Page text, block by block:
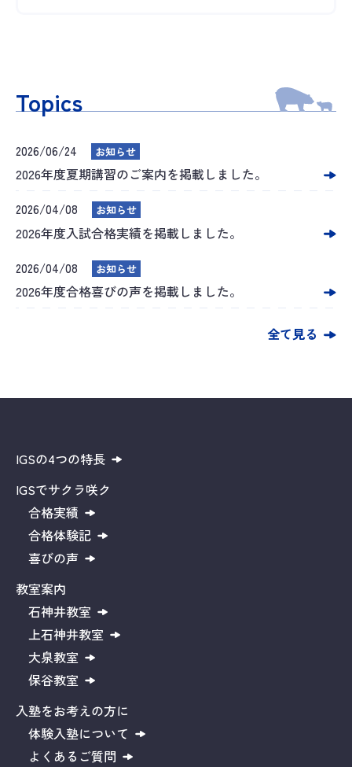
Topics
2026/06/24 お知らせ
2026年度夏期講習のご案内を掲載しました。
2026/04/08 お知らせ
2026年度入試合格実績を掲載しました。
2026/04/08 お知らせ
2026年度合格喜びの声を掲載しました。
全て見る
IGSの4つの特長
IGSでサクラ咲ク
合格実績
合格体験記
喜びの声
教室案内
石神井教室
上石神井教室
大泉教室
保谷教室
入塾をお考えの方に
体験入塾について
よくあるご質問